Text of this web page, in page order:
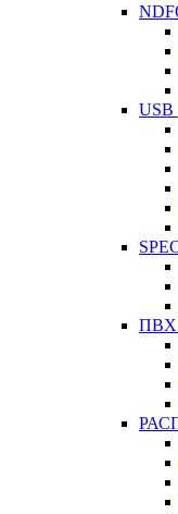
USB
ПВХ